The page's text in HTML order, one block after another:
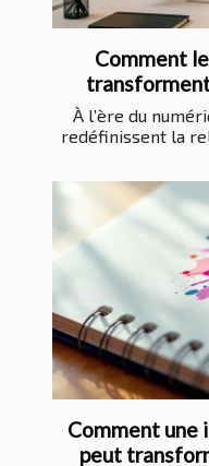
Comment
À l’ère du
redéfinissent la
Comment une
peut